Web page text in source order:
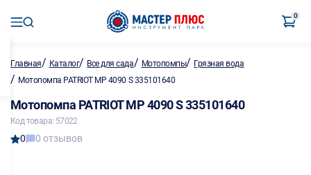
0
Главная/ Каталог/ Все для сада/ Мотопомпы/ Грязная вода
/ Мотопомпа PATRIOT MP 4090 S 335101640
Мотопомпа PATRIOT MP 4090 S 335101640
Код товара: 57022
0 0 отзывов